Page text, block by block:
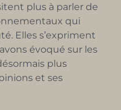
plus à parler de
qui
Elles s’expriment
évoqué sur les
plus
et ses